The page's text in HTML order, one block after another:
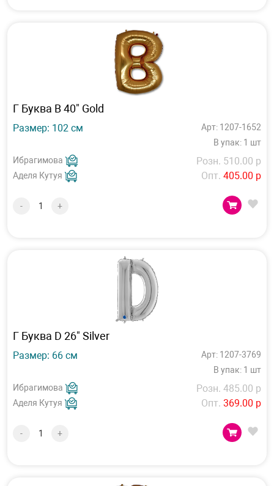
Г Буква B 40" Gold
Размер: 102 см
Арт: 1207-1652
В упак: 1 шт
Ибрагимова
Аделя Кутуя
Розн. 510.00 р
Опт. 405.00 р
- +
Г Буква D 26" Silver
Размер: 66 см
Арт: 1207-3769
В упак: 1 шт
Ибрагимова
Аделя Кутуя
Розн. 485.00 р
Опт. 369.00 р
- +